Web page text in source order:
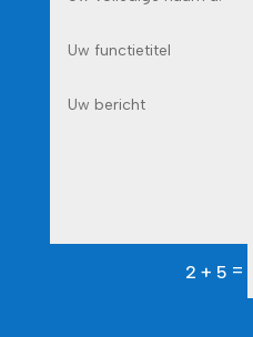
2 + 5 =